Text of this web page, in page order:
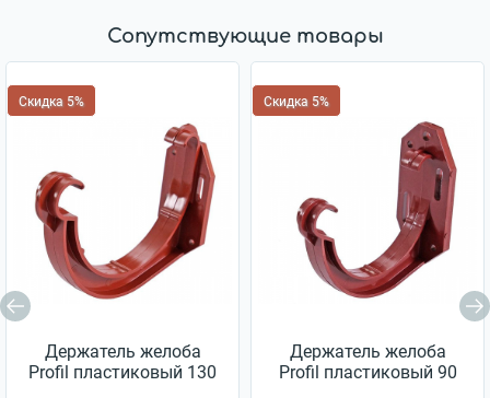
Сопутствующие товары
Скидка 5%
Держатель желоба
Profil пластиковый 130
Скидка 5%
Держатель желоба
Profil пластиковый 90